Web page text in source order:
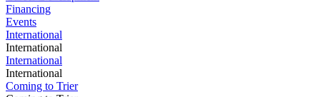
Financing
Events
International
International
International
International
Coming to Trier